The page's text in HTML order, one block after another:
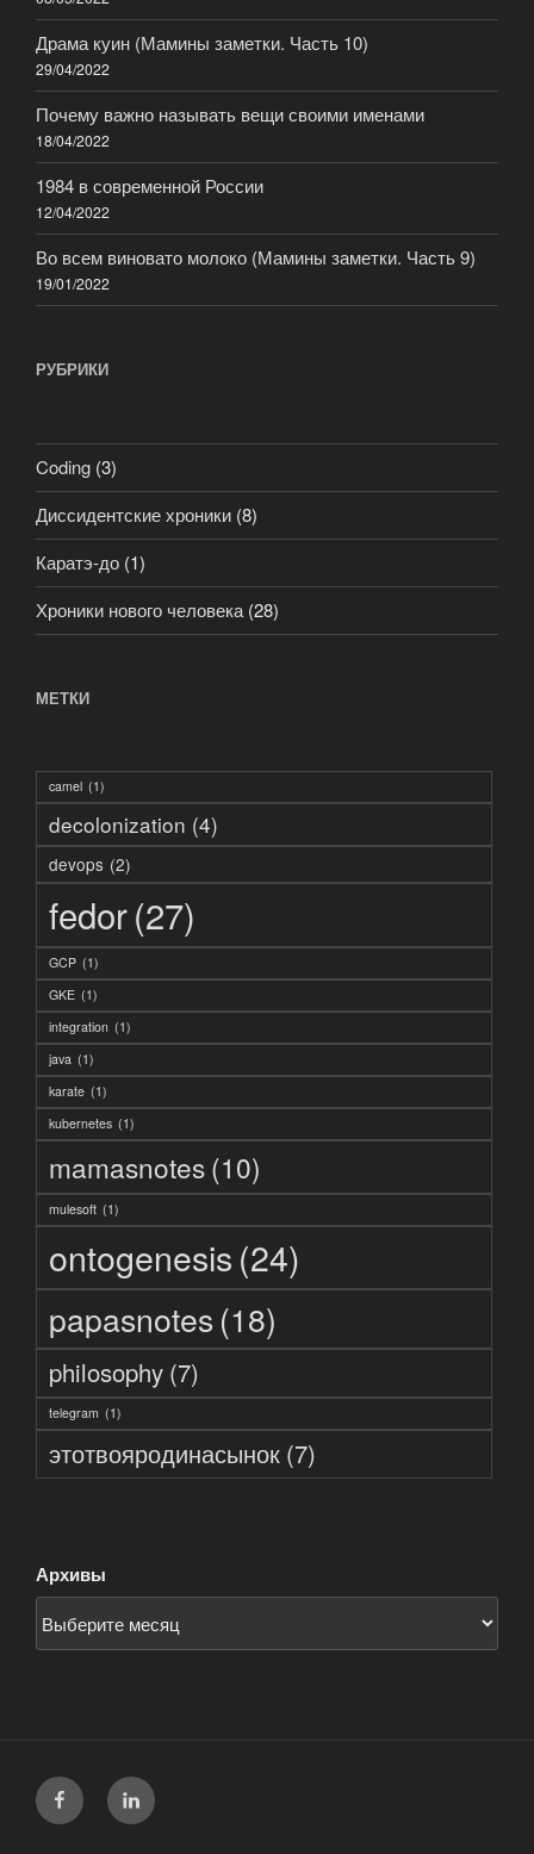
Драма куин (Мамины заметки. Часть 10)
29/04/2022
Почему важно называть вещи своими именами
18/04/2022
1984 в современной России
12/04/2022
Во всем виновато молоко (Мамины заметки. Часть 9)
19/01/2022
РУБРИКИ
Coding (3)
Диссидентские хроники (8)
Каратэ-до (1)
Хроники нового человека (28)
МЕТКИ
camel (1)
decolonization (4)
devops (2)
fedor(27)
GCP (1)
GKE (1)
integration (1)
java (1)
karate (1)
kubernetes (1)
mamasnotes(10)
mulesoft (1)
ontogenesis(24)
papasnotes (18)
philosophy (7)
telegram (1)
этотвояродинасынок (7)
Архивы
facebooklinkedin